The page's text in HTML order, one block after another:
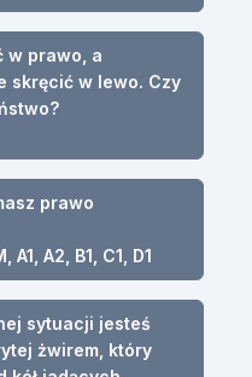
w prawo, a
skręcić w lewo. Czy
prawo
A2, B1, C1, D1
sytuacji jesteś
żwirem, który